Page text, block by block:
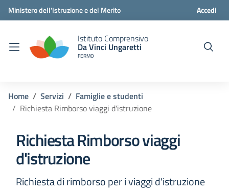
Ministero dell'Istruzione e del Merito Accedi
Istituto Comprensivo
Da Vinci Ungaretti
FERMO
Home Servizi
Famiglie e studenti
Richiesta Rimborso viaggi d'istruzione
Richiesta Rimborso viaggi
d'istruzione
Richiesta di rimborso per i viaggi d'istruzione